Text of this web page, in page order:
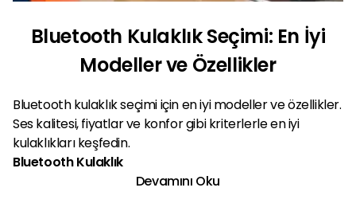
Bluetooth Kulaklık Seçimi: En İyi
Modeller ve Özellikler
Bluetooth kulaklık seçimi için en iyi modeller ve özellikler.
Ses kalitesi, fiyatlar ve konfor gibi kriterlerle en iyi
kulaklıkları keşfedin.
Bluetooth Kulaklık
Devamını Oku